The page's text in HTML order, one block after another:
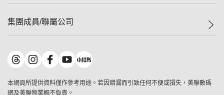
獨家樓盤
租盤
按揭計算機
負擔能力計算機
轉按計算機
繳款方式
歷史成交
屋苑成交排行榜
地區百科
屋苑專頁
美聯精英會
美善會
集團成員/聯屬公司
美聯物業
鋑聯控股*
美聯工商舖*
美聯中國
本網頁所提供資料僅作參考用途。若因錯漏而引致任何不便或損失，美聯數碼
網及美聯物業概不負責。